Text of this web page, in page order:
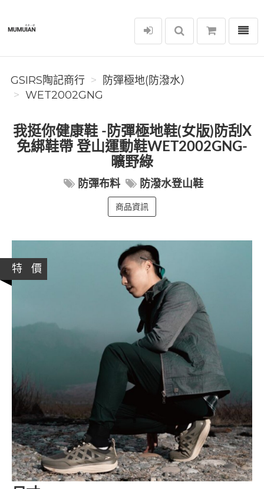
GSIRS陶記商行
選單
GSIRS陶記商行
防彈極地(防潑水）
WET2002GNG
我挺你健康鞋 -防彈極地鞋(女版)防刮X
免綁鞋帶 登山運動鞋WET2002GNG-
曠野綠
防彈布料 防潑水登山鞋
商品資訊
特 價